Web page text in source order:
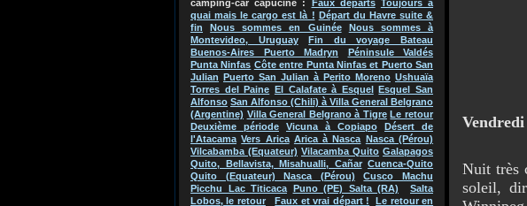
camping-car capucine : Faux départs Toujours à
quai mais le cargo est là ! Départ du Havre suite &
fin
Nous sommes en Guinée
Nous sommes à
Montevideo, Uruguay
Fin du voyage Bateau
Buenos-Aires Puerto Madryn
Péninsule Valdés
Punta Ninfas Côte entre Punta Ninfas et Puerto San
Julian
Puerto San Julian à Perito Moreno Ushuaïa
Torres del Paine
El Calafate à Esquel
Esquel San
Alfonso San Alfonso (Chili) à Villa General Belgrano
(Argentine) Villa General Belgrano à Tigre Le retour
Deuxième période
Vicuna à Copiapo
Désert de
l'Atacama Vers Arica Arica à Nasca
Nasca (Pérou)
Vilcabamba (Equateur) Vilacamba Quito Galapagos
Quito, Bellavista, Misahualli, Cañar Cuenca-Quito
Quito (Equateur) Nasca (Pérou)
Cusco Machu
Picchu Lac Titicaca
Puno (PE) Salta (RA)
Salta
Lobos, le retour
Faux et vrai départ !
Le retour en
Vendredi
Nuit très
soleil,